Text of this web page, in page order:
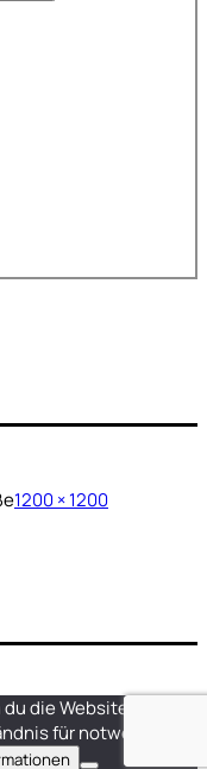
1200 × 1200
die Website weiter
für notwendige